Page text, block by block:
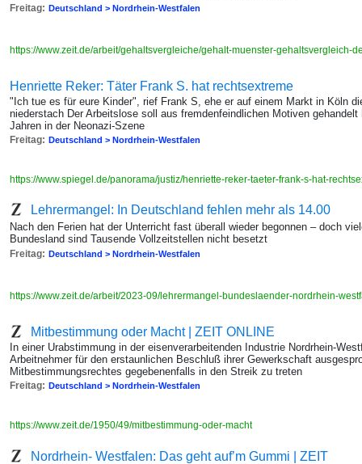
Freitag: Deutschland > Nordrhein-Westfalen
https://www.zeit.de/arbeit/gehaltsvergleiche/gehalt-muenster-gehaltsvergleich-
Henriette Reker: Täter Frank S. hat rechtsextreme
"Ich tue es für eure Kinder", rief Frank S, ehe er auf einem Markt in Köln
niederstach Der Arbeitslose soll aus fremdenfeindlichen Motiven
Jahren in der Neonazi-Szene
Freitag: Deutschland > Nordrhein-Westfalen
https://www.spiegel.de/panorama/justiz/henriette-reker-taeter-frank-s-hat-
Lehrermangel: In Deutschland fehlen mehr als 14.00
Nach den Ferien hat der Unterricht fast überall wieder begonnen – doch
Bundesland sind Tausende Vollzeitstellen nicht besetzt
Freitag: Deutschland > Nordrhein-Westfalen
https://www.zeit.de/arbeit/2023-09/lehrermangel-bundeslaender-nordrhein-
Mitbestimmung oder Macht | ZEIT ONLINE
In einer Urabstimmung in der eisenverarbeitenden Industrie Nordrhein-
Arbeitnehmer für den erstaunlichen Beschluß ihrer Gewerkschaft
Mitbestimmungsrechtes gegebenenfalls in den Streik zu treten
Freitag: Deutschland > Nordrhein-Westfalen
https://www.zeit.de/1950/49/mitbestimmung-oder-macht
Nordrhein- Westfalen: Das geht auf’m Gummi | ZEIT